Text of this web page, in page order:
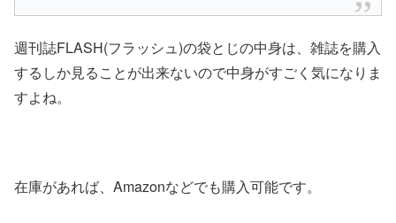
週刊誌FLASH(フラッシュ)の袋とじの中身は、雑誌を購入
するしか見ることが出来ないので中身がすごく気になりま
すよね。
在庫があれば、Amazonなどでも購入可能です。